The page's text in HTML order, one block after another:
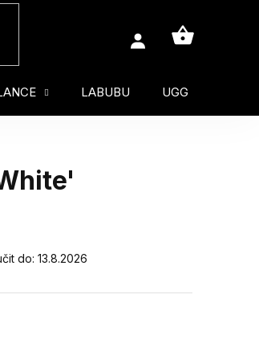
LABUBU UGG
do: 13.8.2026